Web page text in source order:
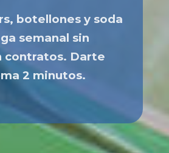
botellones y soda
semanal sin
contratos. Darte
2 minutos.